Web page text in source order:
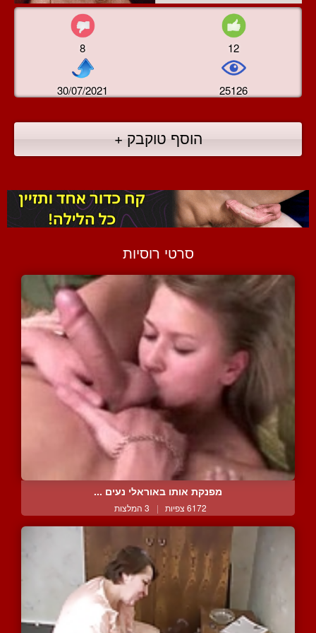
8 12
30/07/2021 25126
הוסף טוקבק +
סרטי רוסיות
מפנקת אותו באוראלי נעים ...
6172 צפיות | 3 המלצות